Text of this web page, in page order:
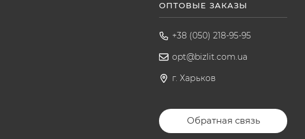
ОПТОВЫЕ ЗАКАЗЫ
+38 (050) 218-95-95
opt@bizlit.com.ua
г. Харьков
Обратная связь